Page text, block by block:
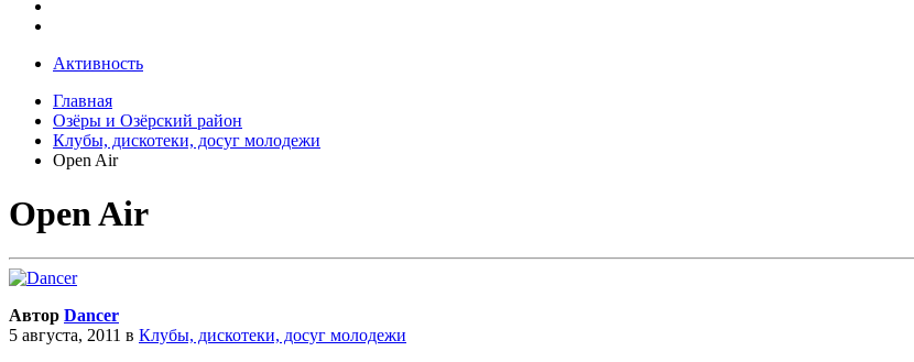
Активность
Главная
Озёры и Озёрский район
Клубы, дискотеки, досуг молодежи
Open Air
Open Air
Автор Dancer
5 августа, 2011 в Клубы, дискотеки, досуг молодежи